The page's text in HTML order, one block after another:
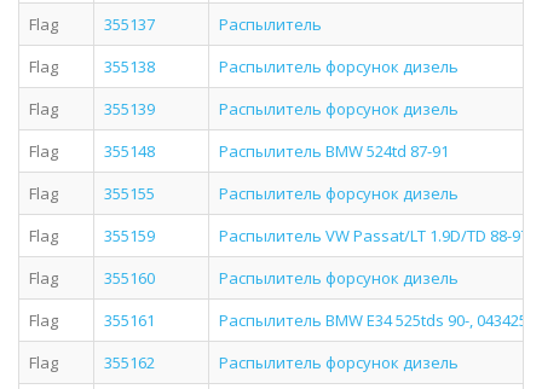
Flag
355137
Распылитель
Flag
355138
Распылитель форсунок дизель
Flag
355139
Распылитель форсунок дизель
Flag
355148
Распылитель BMW 524td 87-91
Flag
355155
Распылитель форсунок дизель
Flag
355159
Распылитель VW Passat/LT 1.9D/TD 88-97
Flag
355160
Распылитель форсунок дизель
Flag
355161
Распылитель BMW E34 525tds 90-,
Flag
355162 Распылитель форсунок дизель